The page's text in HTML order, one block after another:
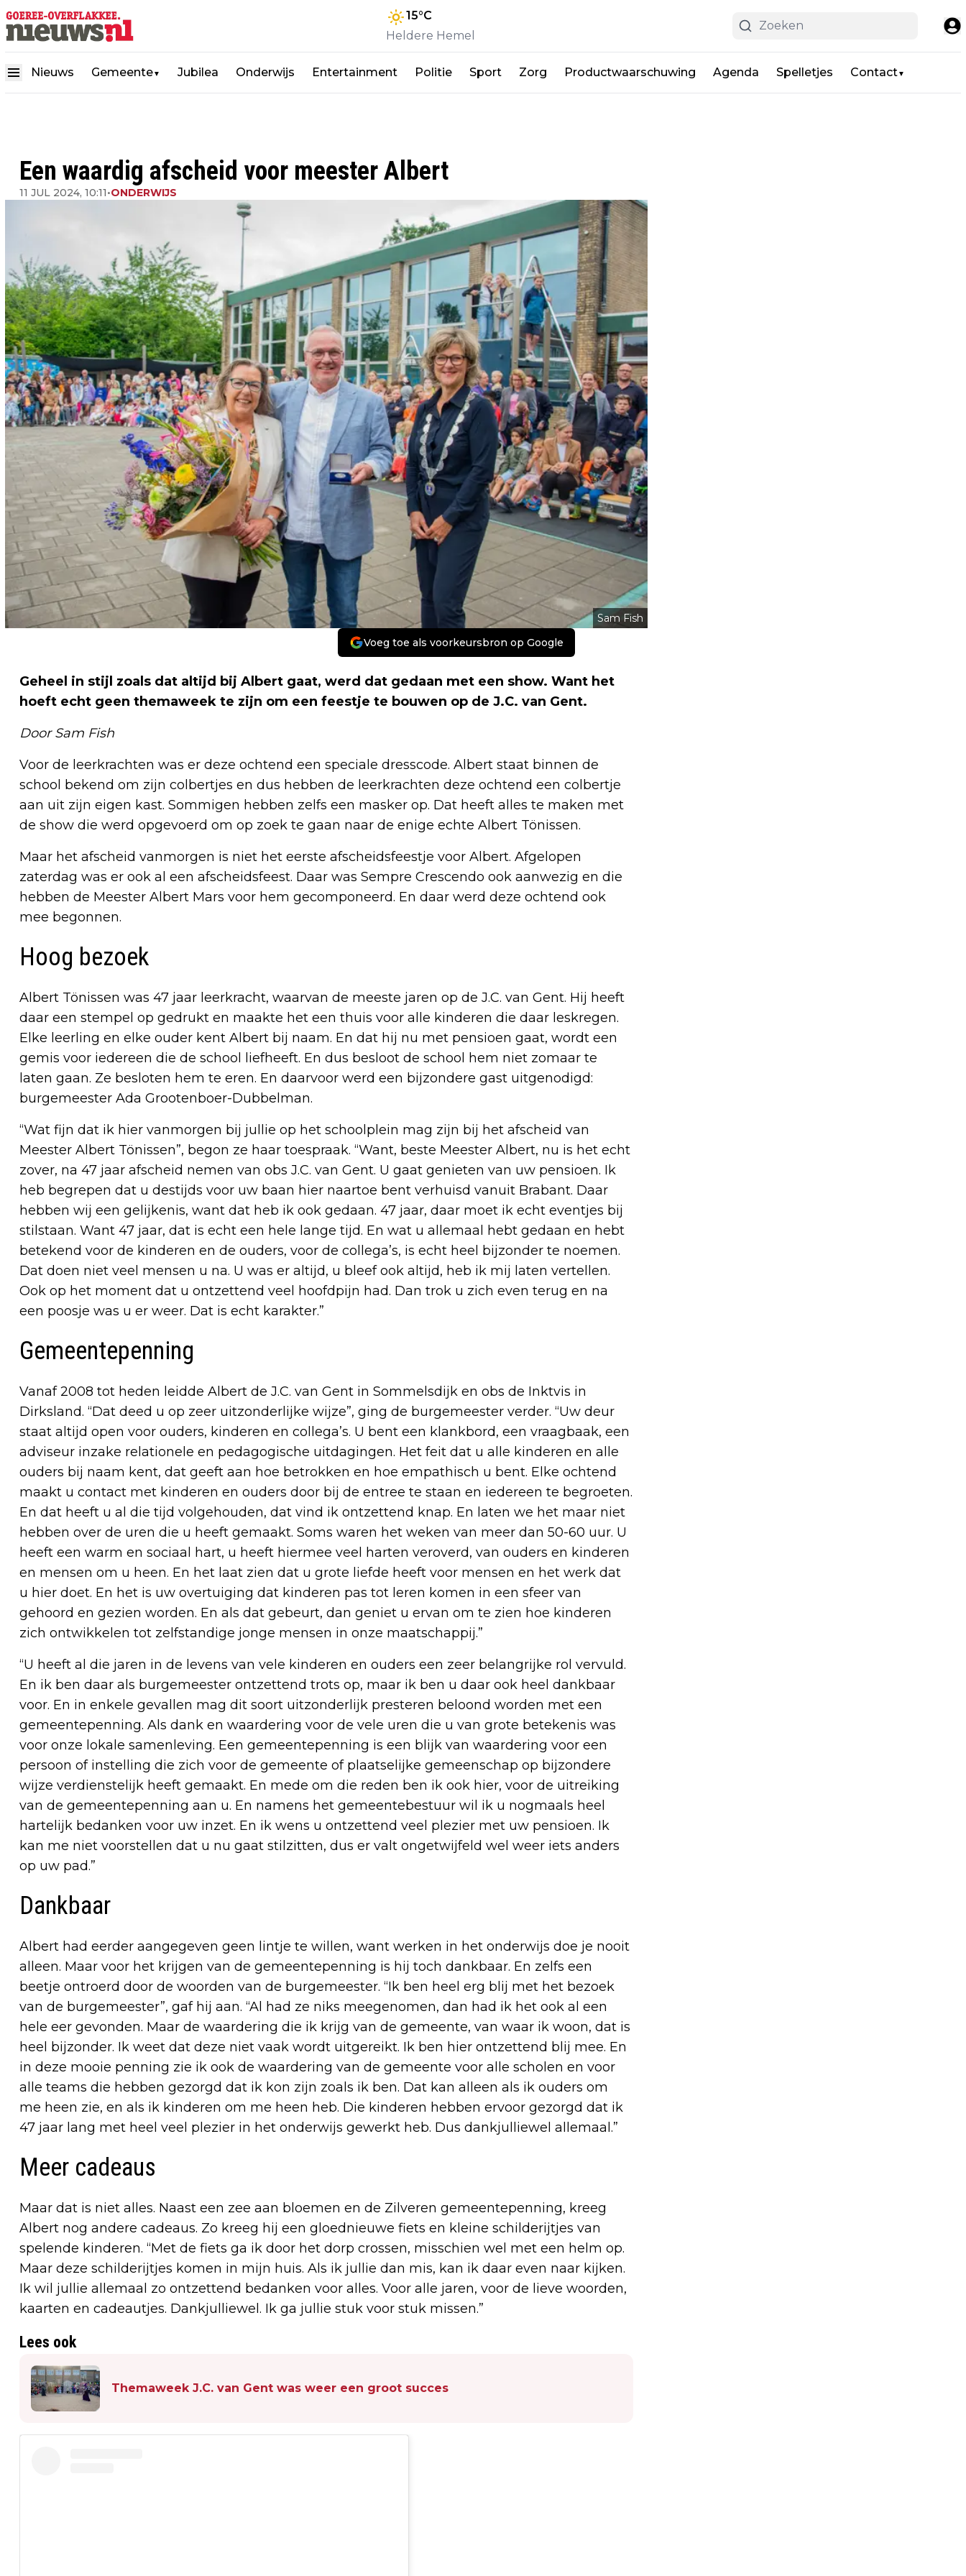
15°C
Heldere Hemel
Nieuws Gemeente▼ Jubilea Onderwijs Entertainment Politie Sport Zorg Productwaarschuwing Agenda Spelletjes Contact▼
Een waardig afscheid voor meester Albert
11 JUL 2024, 10:11•ONDERWIJS
Sam Fish
Voeg toe als voorkeursbron op Google
Geheel in stijl zoals dat altijd bij Albert gaat, werd dat gedaan met een show. Want het
hoeft echt geen themaweek te zijn om een feestje te bouwen op de J.C. van Gent.
Door Sam Fish
Voor de leerkrachten was er deze ochtend een speciale dresscode. Albert staat binnen de
school bekend om zijn colbertjes en dus hebben de leerkrachten deze ochtend een colbertje
aan uit zijn eigen kast. Sommigen hebben zelfs een masker op. Dat heeft alles te maken met
de show die werd opgevoerd om op zoek te gaan naar de enige echte Albert Tönissen.
Maar het afscheid vanmorgen is niet het eerste afscheidsfeestje voor Albert. Afgelopen
zaterdag was er ook al een afscheidsfeest. Daar was Sempre Crescendo ook aanwezig en die
hebben de Meester Albert Mars voor hem gecomponeerd. En daar werd deze ochtend ook
mee begonnen.
Hoog bezoek
Albert Tönissen was 47 jaar leerkracht, waarvan de meeste jaren op de J.C. van Gent. Hij heeft
daar een stempel op gedrukt en maakte het een thuis voor alle kinderen die daar leskregen.
Elke leerling en elke ouder kent Albert bij naam. En dat hij nu met pensioen gaat, wordt een
gemis voor iedereen die de school liefheeft. En dus besloot de school hem niet zomaar te
laten gaan. Ze besloten hem te eren. En daarvoor werd een bijzondere gast uitgenodigd:
burgemeester Ada Grootenboer-Dubbelman.
“Wat fijn dat ik hier vanmorgen bij jullie op het schoolplein mag zijn bij het afscheid van
Meester Albert Tönissen”, begon ze haar toespraak. “Want, beste Meester Albert, nu is het echt
zover, na 47 jaar afscheid nemen van obs J.C. van Gent. U gaat genieten van uw pensioen. Ik
heb begrepen dat u destijds voor uw baan hier naartoe bent verhuisd vanuit Brabant. Daar
hebben wij een gelijkenis, want dat heb ik ook gedaan. 47 jaar, daar moet ik echt eventjes bij
stilstaan. Want 47 jaar, dat is echt een hele lange tijd. En wat u allemaal hebt gedaan en hebt
betekend voor de kinderen en de ouders, voor de collega’s, is echt heel bijzonder te noemen.
Dat doen niet veel mensen u na. U was er altijd, u bleef ook altijd, heb ik mij laten vertellen.
Ook op het moment dat u ontzettend veel hoofdpijn had. Dan trok u zich even terug en na
een poosje was u er weer. Dat is echt karakter.”
Gemeentepenning
Vanaf 2008 tot heden leidde Albert de J.C. van Gent in Sommelsdijk en obs de Inktvis in
Dirksland. “Dat deed u op zeer uitzonderlijke wijze”, ging de burgemeester verder. “Uw deur
staat altijd open voor ouders, kinderen en collega’s. U bent een klankbord, een vraagbaak, een
adviseur inzake relationele en pedagogische uitdagingen. Het feit dat u alle kinderen en alle
ouders bij naam kent, dat geeft aan hoe betrokken en hoe empathisch u bent. Elke ochtend
maakt u contact met kinderen en ouders door bij de entree te staan en iedereen te begroeten.
En dat heeft u al die tijd volgehouden, dat vind ik ontzettend knap. En laten we het maar niet
hebben over de uren die u heeft gemaakt. Soms waren het weken van meer dan 50-60 uur. U
heeft een warm en sociaal hart, u heeft hiermee veel harten veroverd, van ouders en kinderen
en mensen om u heen. En het laat zien dat u grote liefde heeft voor mensen en het werk dat
u hier doet. En het is uw overtuiging dat kinderen pas tot leren komen in een sfeer van
gehoord en gezien worden. En als dat gebeurt, dan geniet u ervan om te zien hoe kinderen
zich ontwikkelen tot zelfstandige jonge mensen in onze maatschappij.”
“U heeft al die jaren in de levens van vele kinderen en ouders een zeer belangrijke rol vervuld.
En ik ben daar als burgemeester ontzettend trots op, maar ik ben u daar ook heel dankbaar
voor. En in enkele gevallen mag dit soort uitzonderlijk presteren beloond worden met een
gemeentepenning. Als dank en waardering voor de vele uren die u van grote betekenis was
voor onze lokale samenleving. Een gemeentepenning is een blijk van waardering voor een
persoon of instelling die zich voor de gemeente of plaatselijke gemeenschap op bijzondere
wijze verdienstelijk heeft gemaakt. En mede om die reden ben ik ook hier, voor de uitreiking
van de gemeentepenning aan u. En namens het gemeentebestuur wil ik u nogmaals heel
hartelijk bedanken voor uw inzet. En ik wens u ontzettend veel plezier met uw pensioen. Ik
kan me niet voorstellen dat u nu gaat stilzitten, dus er valt ongetwijfeld wel weer iets anders
op uw pad.”
Dankbaar
Albert had eerder aangegeven geen lintje te willen, want werken in het onderwijs doe je nooit
alleen. Maar voor het krijgen van de gemeentepenning is hij toch dankbaar. En zelfs een
beetje ontroerd door de woorden van de burgemeester. “Ik ben heel erg blij met het bezoek
van de burgemeester”, gaf hij aan. “Al had ze niks meegenomen, dan had ik het ook al een
hele eer gevonden. Maar de waardering die ik krijg van de gemeente, van waar ik woon, dat is
heel bijzonder. Ik weet dat deze niet vaak wordt uitgereikt. Ik ben hier ontzettend blij mee. En
in deze mooie penning zie ik ook de waardering van de gemeente voor alle scholen en voor
alle teams die hebben gezorgd dat ik kon zijn zoals ik ben. Dat kan alleen als ik ouders om
me heen zie, en als ik kinderen om me heen heb. Die kinderen hebben ervoor gezorgd dat ik
47 jaar lang met heel veel plezier in het onderwijs gewerkt heb. Dus dankjulliewel allemaal.”
Meer cadeaus
Maar dat is niet alles. Naast een zee aan bloemen en de Zilveren gemeentepenning, kreeg
Albert nog andere cadeaus. Zo kreeg hij een gloednieuwe fiets en kleine schilderijtjes van
spelende kinderen. “Met de fiets ga ik door het dorp crossen, misschien wel met een helm op.
Maar deze schilderijtjes komen in mijn huis. Als ik jullie dan mis, kan ik daar even naar kijken.
Ik wil jullie allemaal zo ontzettend bedanken voor alles. Voor alle jaren, voor de lieve woorden,
kaarten en cadeautjes. Dankjulliewel. Ik ga jullie stuk voor stuk missen.”
Lees ook
Themaweek J.C. van Gent was weer een groot succes